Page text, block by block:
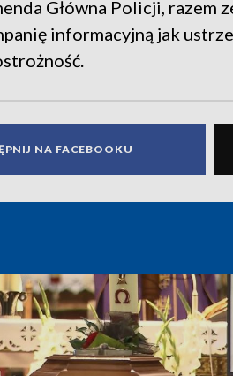
Główna Policji, razem
informacyjną jak
NA FACEBOOKU